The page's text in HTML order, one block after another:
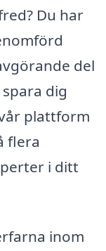
Du har
del
dig
plattform
flera
i ditt
inom